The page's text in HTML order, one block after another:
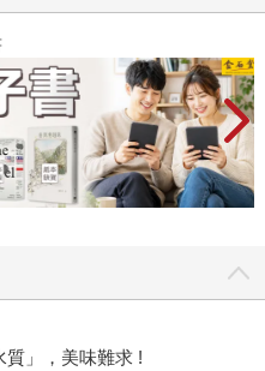
質」，美味難求 !